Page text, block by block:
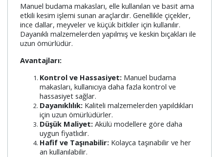
Manuel budama makasları, elle kullanılan ve basit ama
etkili kesim işlemi sunan araçlardır. Genellikle çiçekler,
ince dallar, meyveler ve küçük bitkiler için kullanılır.
Dayanıklı malzemelerden yapılmış ve keskin bıçakları ile
uzun ömürlüdür.
Avantajları:
Kontrol ve Hassasiyet: Manuel budama
makasları, kullanıcıya daha fazla kontrol ve
hassasiyet sağlar.
Dayanıklılık: Kaliteli malzemelerden yapıldıkları
için uzun ömürlüdürler.
Düşük Maliyet: Akülü modellere göre daha
uygun fiyatlıdır.
Hafif ve Taşınabilir: Kolayca taşınabilir ve her
an kullanılabilir.